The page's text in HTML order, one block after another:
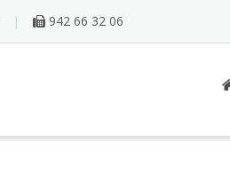
942 66 32 06